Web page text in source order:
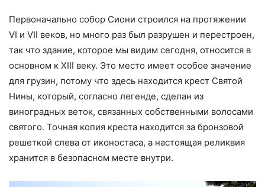
Первоначально собор Сиони строился на протяжении
VI и VII веков, но много раз был разрушен и перестроен,
так что здание, которое мы видим сегодня, относится в
основном к XIII веку. Это место имеет особое значение
для грузин, потому что здесь находится крест Святой
Нины, который, согласно легенде, сделан из
виноградных веток, связанных собственными волосами
святого. Точная копия креста находится за бронзовой
решеткой слева от иконостаса, а настоящая реликвия
хранится в безопасном месте внутри.